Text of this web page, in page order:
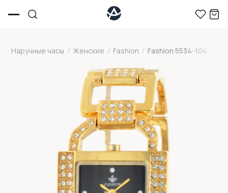
Наручные часы / Женские / Fashion / Fashion 5534-104